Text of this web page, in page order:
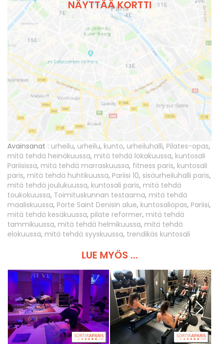
NÄYTTÄÄ KORTTI
Avainsanat : urheilu, urheilu, kunto, urheiluhalli, Pilates-opas,
mitä tehdä heinäkuussa, mitä tehdä lokakuussa, kuntosali
Pariisissa, mitä tehdä marraskuussa, fitness paris, kuntosali
paris, mitä tehdä huhtikuussa, Pariisi 10, sisäurheiluhalli paris,
mitä tehdä joulukuussa, kuntosali paris, mitä tehdä
toukokuussa, Toimituskunnan testaama, mitä tehdä
maaliskuussa, Porte Saint Denisin alue, kuntosaliopas, Pariisi,
mitä tehdä kesäkuussa, pilate reformer, mitä tehdä
tammikuussa, mitä tehdä helmikuussa, mitä tehdä
elokuussa, mitä tehdä syyskuussa, trendikäs kuntosali
LUE MYÖS ...